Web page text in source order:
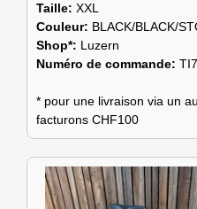
Taille: XXL
Couleur: BLACK/BLACK/
Shop*: Luzern
Numéro de commande:
* pour une livraison via un
facturons CHF100